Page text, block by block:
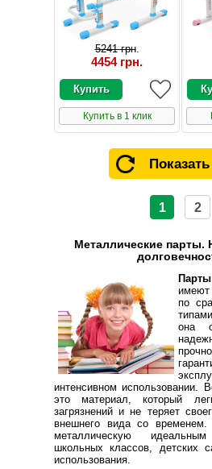
5241 грн.
4454 грн.
Купить в 1 клик
1 2
Металлические парты.
по
она
интенсивном использовании.
это материал, который
загрязнений и не теряет
внешнего вида со временем.
металлическую
школьных классов, детских
использования.